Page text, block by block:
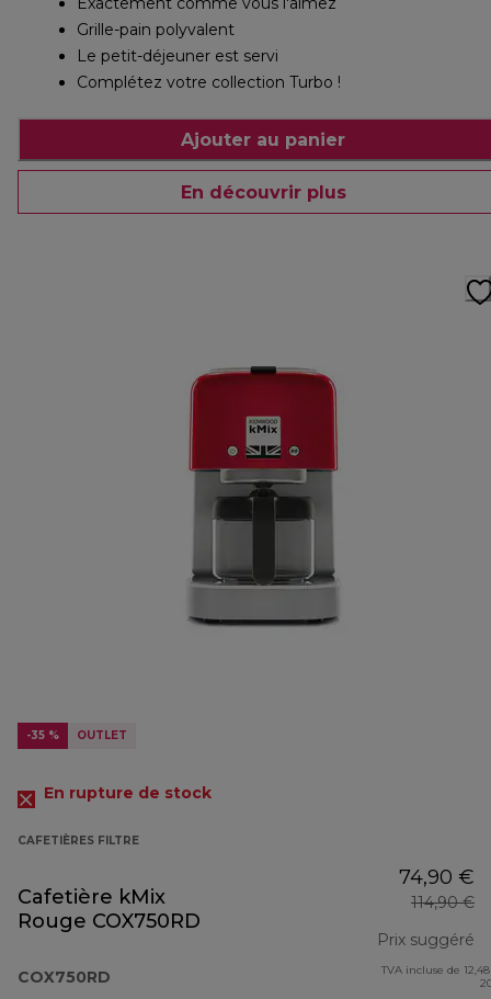
Grille-pain polyvalent
Le petit-déjeuner est servi
Complétez votre collection Turbo !
Ajouter au panier
En découvrir plus
-35 % OUTLET
En rupture de stock
CAFETIÈRES FILTRE
Cafetière kMix
Rouge COX750RD
COX750RD
74,90 €
114,90 €
Prix suggéré
TVA incluse de